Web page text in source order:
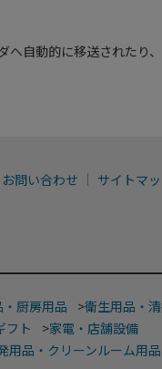
自動的に移送されたり
お問い合わせ サイトマ
厨房用品 >衛生用品・
フト
>家電・店舗設備
用品・クリーンルーム用品